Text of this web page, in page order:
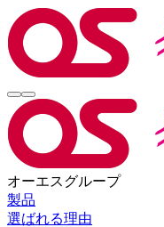
オーエスグループ
製品
選ばれる理由